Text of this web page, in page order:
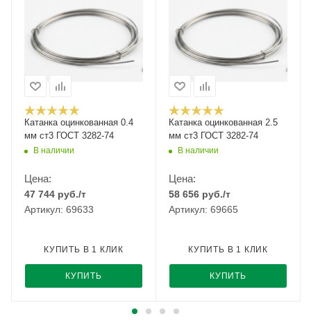
Катанка оцинкованная 0.4
мм ст3 ГОСТ 3282-74
В наличии
Цена:
47 744 руб./т
Артикул: 69633
КУПИТЬ
КУПИТЬ В 1 КЛИК
Катанка оцинкованная 2.5
мм ст3 ГОСТ 3282-74
В наличии
Цена:
58 656 руб./т
Артикул: 69665
КУПИТЬ
КУПИТЬ В 1 КЛИК